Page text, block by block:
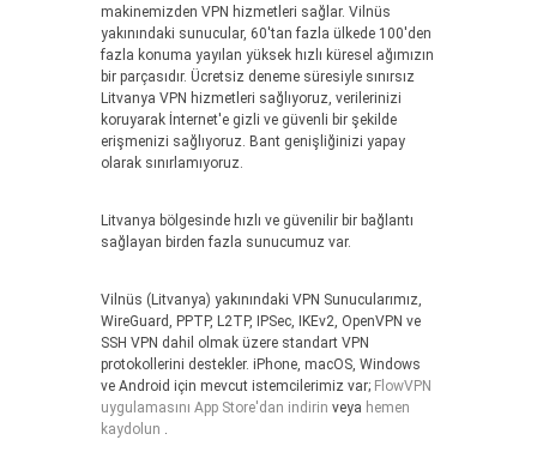
makinemizden VPN hizmetleri sağlar. Vilnüs
yakınındaki sunucular, 60'tan fazla ülkede 100'den
fazla konuma yayılan yüksek hızlı küresel ağımızın
bir parçasıdır. Ücretsiz deneme süresiyle sınırsız
Litvanya VPN hizmetleri sağlıyoruz, verilerinizi
koruyarak İnternet'e gizli ve güvenli bir şekilde
erişmenizi sağlıyoruz. Bant genişliğinizi yapay
olarak sınırlamıyoruz.
Litvanya bölgesinde hızlı ve güvenilir bir bağlantı
sağlayan birden fazla sunucumuz var.
Vilnüs (Litvanya) yakınındaki VPN Sunucularımız,
WireGuard, PPTP, L2TP, IPSec, IKEv2, OpenVPN ve
SSH VPN dahil olmak üzere standart VPN
protokollerini destekler. iPhone, macOS, Windows
ve Android için mevcut istemcilerimiz var; FlowVPN
uygulamasını App Store'dan indirin veya hemen
kaydolun .